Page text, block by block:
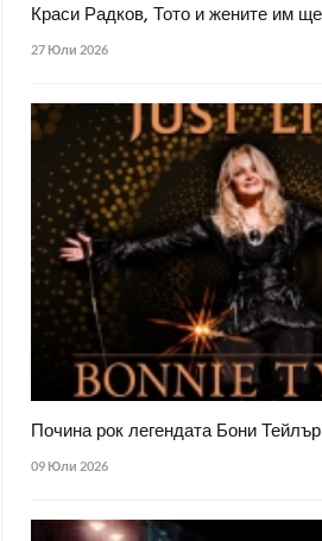
Краси Радков, Тото и жените им
27 Юли 2026
Почина рок легендата Бони Тейлър
09 Юли 2026